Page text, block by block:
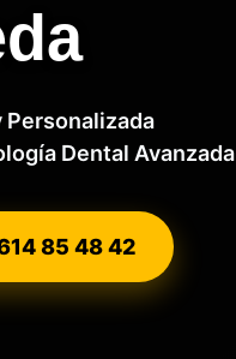
Dental Avanzada
85 48 42